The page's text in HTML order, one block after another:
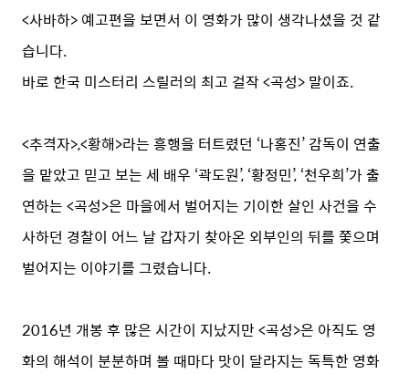
<사바하> 예고편을 보면서 이 영화가 많이 생각나셨을 것 같
습니다.
바로 한국 미스터리 스릴러의 최고 걸작 <곡성> 말이죠.
<추격자>,<황해>라는 흥행을 터트렸던 ‘나홍진’ 감독이 연출
을 맡았고 믿고 보는 세 배우 ‘곽도원’, ‘황정민’, ‘천우희’가 출
연하는 <곡성>은 마을에서 벌어지는 기이한 살인 사건을 수
사하던 경찰이 어느 날 갑자기 찾아온 외부인의 뒤를 쫓으며
벌어지는 이야기를 그렸습니다.
2016년 개봉 후 많은 시간이 지났지만 <곡성>은 아직도 영
화의 해석이 분분하며 볼 때마다 맛이 달라지는 독특한 영화